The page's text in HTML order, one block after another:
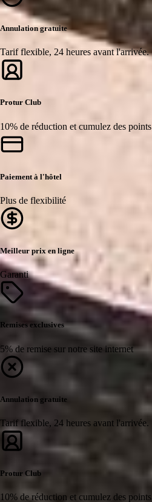
Annulation gratuite
Tarif flexible, 24 heures avant l'arrivée.
Protur Club
10% de réduction et cumulez des points
Paiement à l'hôtel
Plus de flexibilité
Meilleur prix en ligne
Garanti
Remises exclusives
5% de remise sur notre site internet
Annulation gratuite
Tarif flexible, 24 heures avant l'arrivée.
Protur Club
10% de réduction et cumulez des points